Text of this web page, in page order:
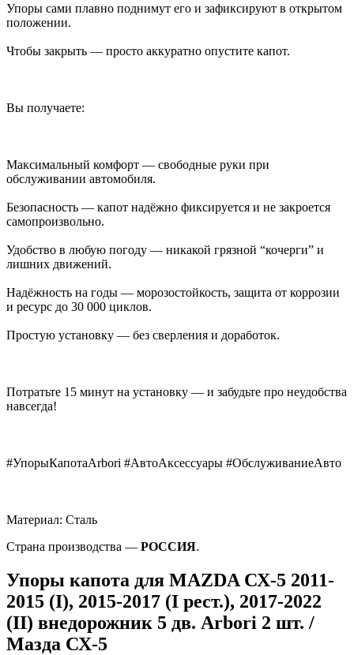
Упоры сами плавно поднимут его и зафиксируют в открытом
положении.
Чтобы закрыть — просто аккуратно опустите капот.
Вы получаете:
Максимальный комфорт — свободные руки при
обслуживании автомобиля.
Безопасность — капот надёжно фиксируется и не закроется
самопроизвольно.
Удобство в любую погоду — никакой грязной “кочерги” и
лишних движений.
Надёжность на годы — морозостойкость, защита от коррозии
и ресурс до 30 000 циклов.
Простую установку — без сверления и доработок.
Потратьте 15 минут на установку — и забудьте про неудобства
навсегда!
#УпорыКапотаArbori #АвтоАксессуары #ОбслуживаниеАвто
Материал: Сталь
Страна производства — РОССИЯ.
Упоры капота для MAZDA СХ-5 2011-
2015 (I), 2015-2017 (I рест.), 2017-2022
(II) внедорожник 5 дв. Arbori 2 шт. /
Мазда СХ-5